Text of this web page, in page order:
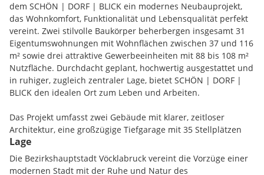
dem SCHÖN | DORF | BLICK ein modernes Neubauprojekt,
das Wohnkomfort, Funktionalität und Lebensqualität perfekt
vereint. Zwei stilvolle Baukörper beherbergen insgesamt 31
Eigentumswohnungen mit Wohnflächen zwischen 37 und 116
m² sowie drei attraktive Gewerbeeinheiten mit 88 bis 108 m²
Nutzfläche. Durchdacht geplant, hochwertig ausgestattet und
in ruhiger, zugleich zentraler Lage, bietet SCHÖN | DORF |
BLICK den idealen Ort zum Leben und Arbeiten.
Das Projekt umfasst zwei Gebäude mit klarer, zeitloser
Architektur, eine großzügige Tiefgarage mit 35 Stellplätzen
sowie sechs zusätzliche Freistellplätze. Der Bau hat bereits
begonnen, die Fertigstellung ist für Sommer 2027
vorgesehen. Während die Wohnungen schlüsselfertig
Lage
Die Bezirkshauptstadt Vöcklabruck vereint die Vorzüge einer
modernen Stadt mit der Ruhe und Natur des